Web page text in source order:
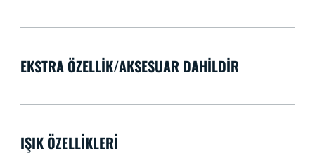
EKSTRA ÖZELLIK/AKSESUAR DAHILDIR
IŞIK ÖZELLIKLERI